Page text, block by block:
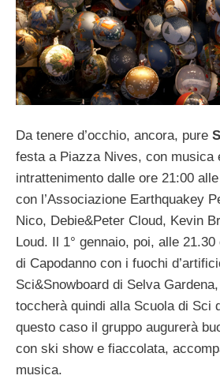
Da tenere d’occhio, ancora, pure
festa a Piazza Nives, con musica
intrattenimento dalle ore 21:00
con l’Associazione Earthquakey
Nico, Debie&Peter Cloud, Kevin
Loud. Il 1° gennaio, poi, alle
di Capodanno con i fuochi
Sci&Snowboard di Selva
toccherà quindi alla Scuola di Sci
questo caso il gruppo augurerà
con ski show e fiaccolata,
musica.